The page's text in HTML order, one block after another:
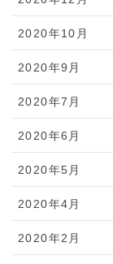
2020年10月
2020年9月
2020年7月
2020年6月
2020年5月
2020年4月
2020年2月